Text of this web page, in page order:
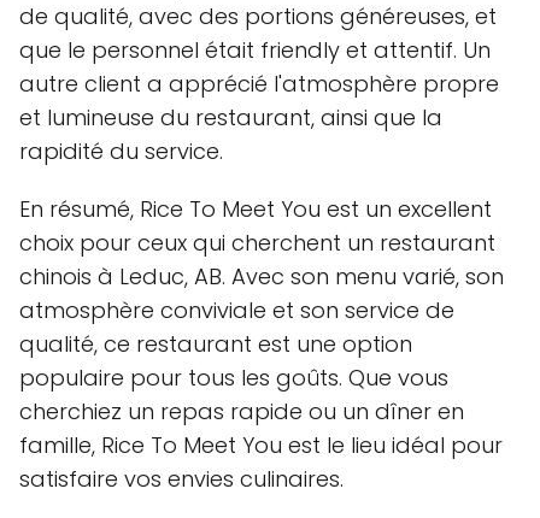
de qualité, avec des portions généreuses, et
que le personnel était friendly et attentif. Un
autre client a apprécié l'atmosphère propre
et lumineuse du restaurant, ainsi que la
rapidité du service.
En résumé, Rice To Meet You est un excellent
choix pour ceux qui cherchent un restaurant
chinois à Leduc, AB. Avec son menu varié, son
atmosphère conviviale et son service de
qualité, ce restaurant est une option
populaire pour tous les goûts. Que vous
cherchiez un repas rapide ou un dîner en
famille, Rice To Meet You est le lieu idéal pour
satisfaire vos envies culinaires.